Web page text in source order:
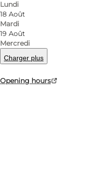
Lundi
18 Août
Mardi
19 Août
Mercredi
Charger plus
Opening hours
Photo